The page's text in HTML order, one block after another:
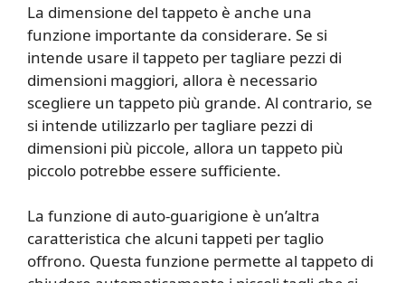
La dimensione del tappeto è anche una
funzione importante da considerare. Se si
intende usare il tappeto per tagliare pezzi di
dimensioni maggiori, allora è necessario
scegliere un tappeto più grande. Al contrario, se
si intende utilizzarlo per tagliare pezzi di
dimensioni più piccole, allora un tappeto più
piccolo potrebbe essere sufficiente.
La funzione di auto-guarigione è un’altra
caratteristica che alcuni tappeti per taglio
offrono. Questa funzione permette al tappeto di